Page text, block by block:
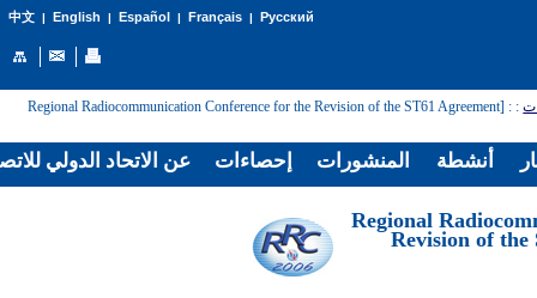
中文| English | Español | Français| Русский
:
: [Regional Radiocommunication Conference for the Revision of the ST61 Agreement
[Regional
Revision of the
عن الاتحاد الدولي إحصاءات المنشورات أنشطة